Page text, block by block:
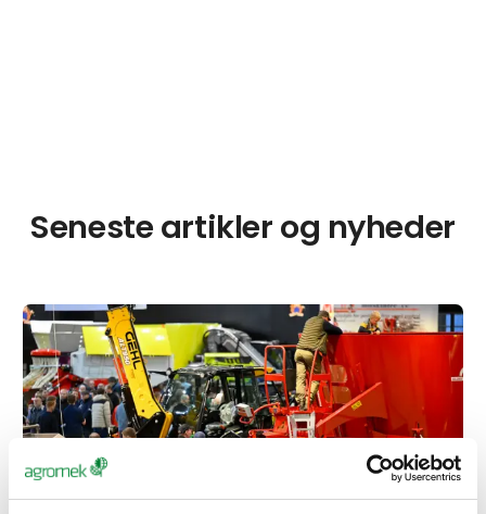
Seneste artikler og nyheder